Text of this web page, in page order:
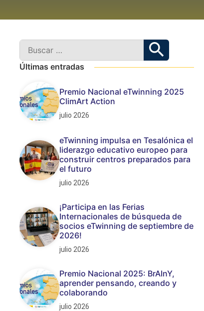
Últimas entradas
Premio Nacional eTwinning 2025
ClimArt Action
julio 2026
eTwinning impulsa en Tesalónica el
liderazgo educativo europeo para
construir centros preparados para
el futuro
julio 2026
¡Participa en las Ferias
Internacionales de búsqueda de
socios eTwinning de septiembre de
2026!
julio 2026
Premio Nacional 2025: BrAInY,
aprender pensando, creando y
colaborando
julio 2026